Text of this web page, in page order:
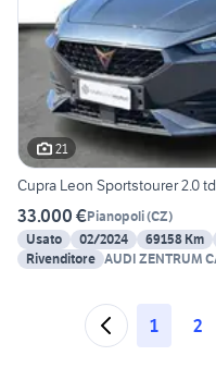
21
Cupra Leon Sportstourer 2.0
33.000 €Pianopoli(CZ)
Usato
02/2024 69158 Km
Rivenditore AUDI ZENTRUM
1 2